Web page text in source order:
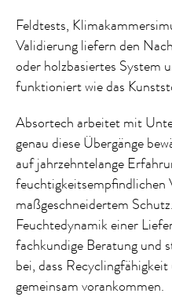
Feldtests,
Validierung liefern den
oder holzbasiertes System
funktioniert wie das
Absortech arbeitet mit
genau diese Übergänge
auf jahrzehntelange
feuchtigkeitsempfindlichen
maßgeschneidertem
Feuchtedynamik einer
fachkundige Beratung und
bei, dass
gemeinsam vorankommen.